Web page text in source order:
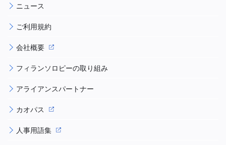
ニュース
ご利用規約
会社概要
フィランソロピーの取り組み
アライアンスパートナー
カオパス
人事用語集